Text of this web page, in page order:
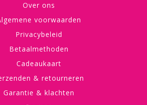
Over ons
voorwaarden
Privacybeleid
Betaalmethoden
Cadeaukaart
& retourneren
Garantie & klachten